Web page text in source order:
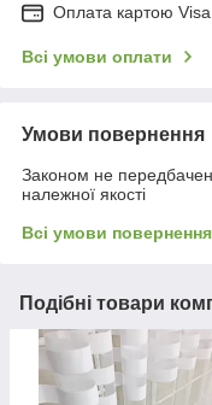
Оплата картою
Всі умови оплати
Умови повернення
Законом не
належної якості
Всі умови повернення
Подібні товари